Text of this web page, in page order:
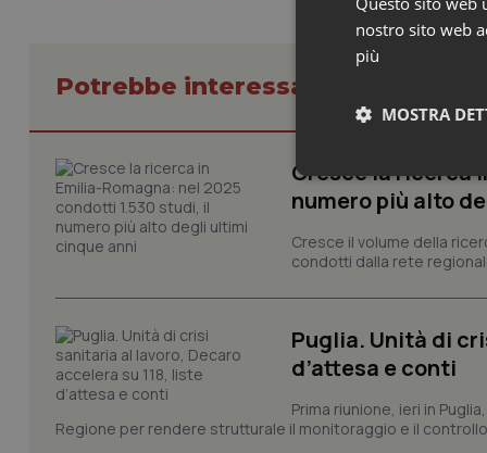
Potrebbe interessarti in Marche
Cresce la ricerca
numero più alto
Cresce il volume della
condotti dalla rete
Puglia. Unità di
d’attesa e conti
Prima riunione, ieri in
Regione per rendere strutturale il monitoraggio e il
nostro sito web
più
MOSTRA
I cookie necessari
Nome